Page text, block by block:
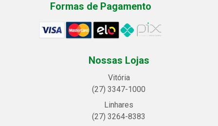
Formas de Pagamento
Nossas Lojas
Vitória
(27) 3347-1000
Linhares
(27) 3264-8383